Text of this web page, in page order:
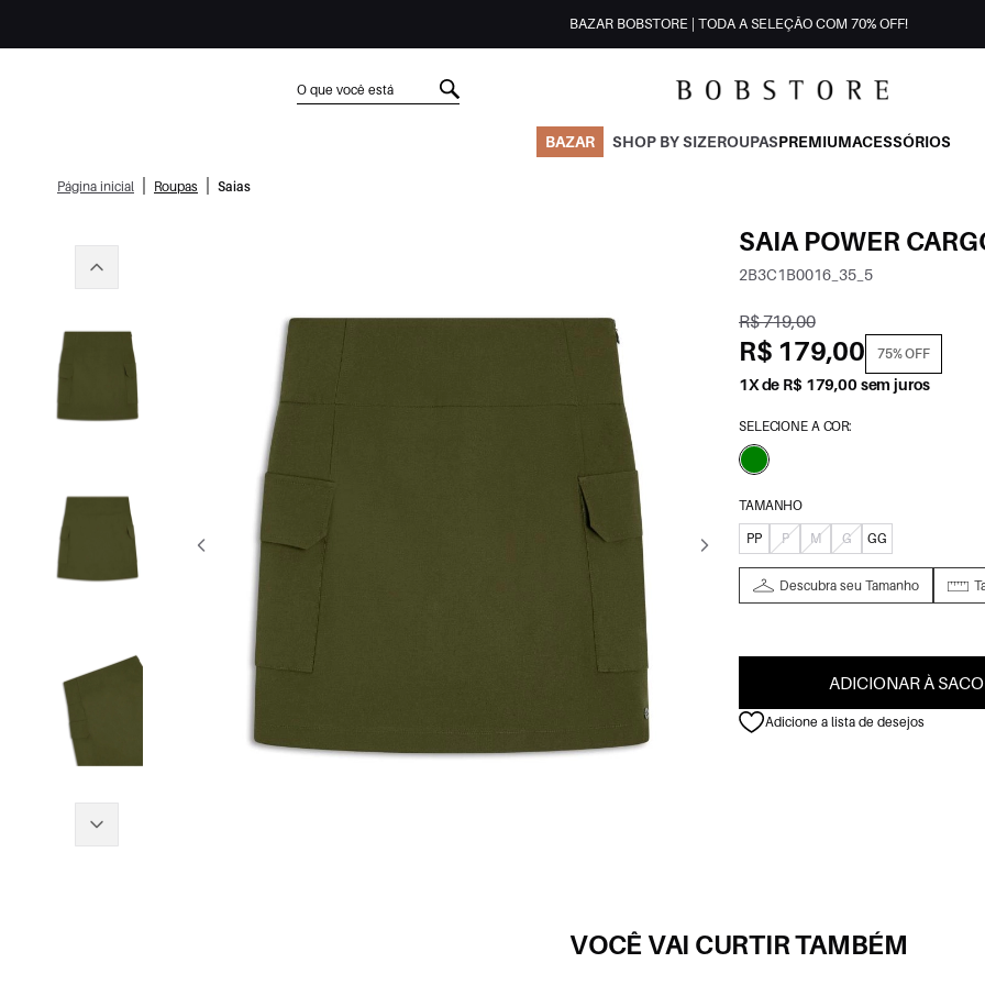
BAZAR BOBSTORE | TODA A SELEÇÃO COM 70% OFF!
BAZAR SHOP BY SIZEROUPASPREMIUMACESSÓRIOS
Página inicial Roupas Saias
SAIA POWER
2B3C1B0016_35_5
R$ 719,00
R$ 179,00 75% OFF
1X de R$ 179,00 sem juros
SELECIONE A COR:
TAMANHO
PP
P M G GG
Descubra seu Tamanho
ADICIONAR À
Adicione a lista de desejos
VOCÊ VAI CURTIR TAMBÉM